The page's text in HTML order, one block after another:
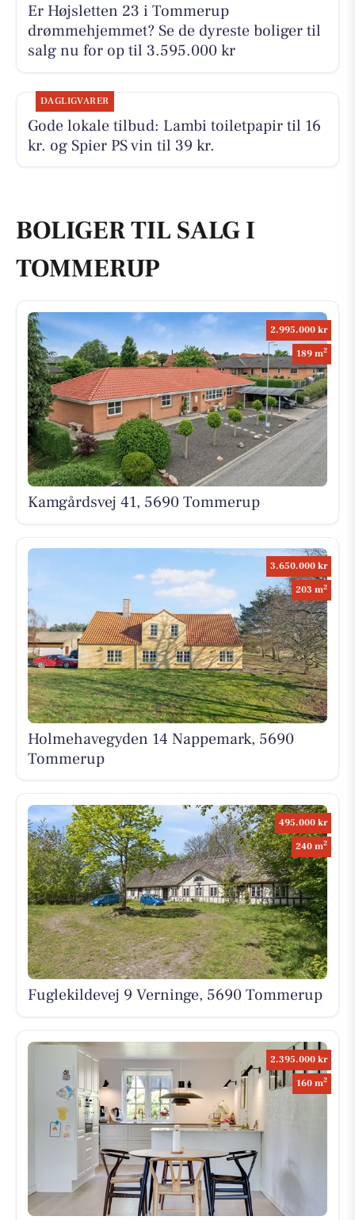
Er Højsletten 23 i Tommerup
drømmehjemmet? Se de dyreste boliger til
salg nu for op til 3.595.000 kr
DAGLIGVARER
Gode lokale tilbud: Lambi toiletpapir til 16
kr. og Spier PS vin til 39 kr.
BOLIGER TIL SALG I
TOMMERUP
2.995.000 kr
189 m2
Kamgårdsvej 41, 5690 Tommerup
3.650.000 kr
203 m2
Holmehavegyden 14 Nappemark, 5690
Tommerup
495.000 kr
240 m2
Fuglekildevej 9 Verninge, 5690 Tommerup
2.395.000 kr
160 m2